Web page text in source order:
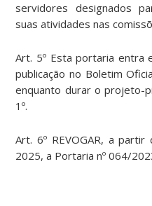
servidores designados
suas atividades nas
Art. 5º Esta portaria entra
publicação no Boletim
enquanto durar o projeto-
1º.
Art. 6º REVOGAR, a
2025, a Portaria nº 064/